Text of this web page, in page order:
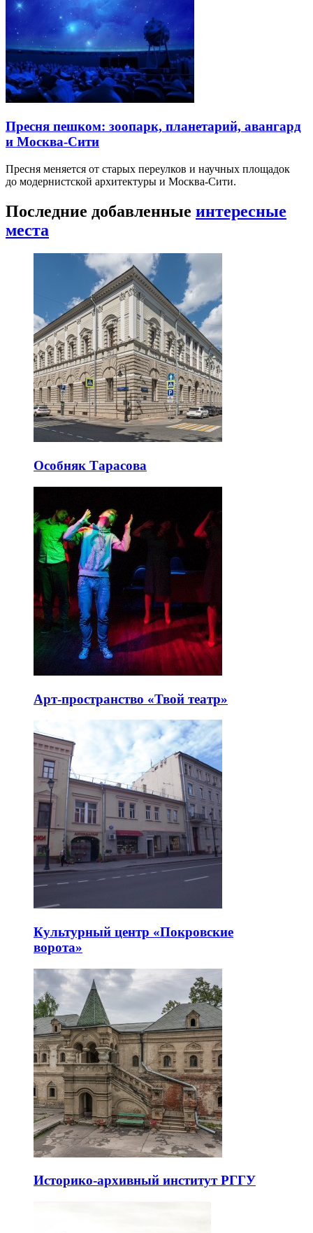
Пресня пешком: зоопарк, планетарий, авангард
и Москва-Сити
Пресня меняется от старых переулков и научных площадок
до модернистской архитектуры и Москва-Сити.
Последние добавленные интересные
места
Особняк Тарасова
Арт-пространство «Твой театр»
Культурный центр «Покровские
ворота»
Историко-архивный институт РГГУ